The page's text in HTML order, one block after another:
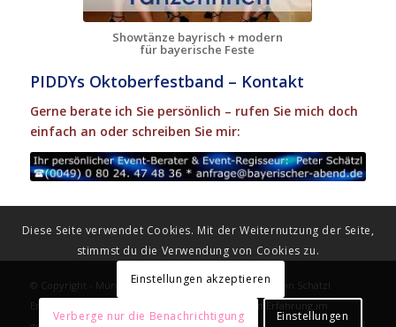
Showtänze bayrisch + modern
für bayerische Feste
PIDDYs Oktoberfestband – Kontakt
Gerne berate ich Sie persönlich – rufen Sie mich doch
einfach an oder schreiben Sie mir:
© Copyright - Münchner Schmankerl Musi - Partner von Schätzl
Ereignismanagement - Marktführer mit 49 Jahren Erfahrung im
Diese Seite verwendet Cookies. Mit der Weiternutzung der Seite,
stimmst du die Verwendung von Cookies zu.
Einstellungen akzeptieren
Verberge nur die Benachrichtigung Einstellungen